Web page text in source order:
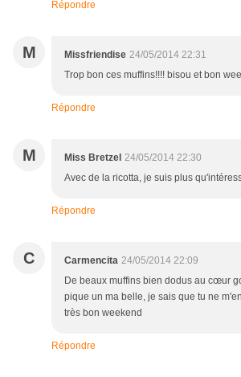
Répondre
M Missfriendise 24/05/2014 22:31
Trop bon ces muffins!!!! bisou et bon
Répondre
M Miss Bretzel 24/05/2014 22:30
Avec de la ricotta, je suis plus
Répondre
C Carmencita 24/05/2014 22:09
De beaux muffins bien dodus au cœur
pique un ma belle, je sais que tu ne
très bon weekend
Répondre